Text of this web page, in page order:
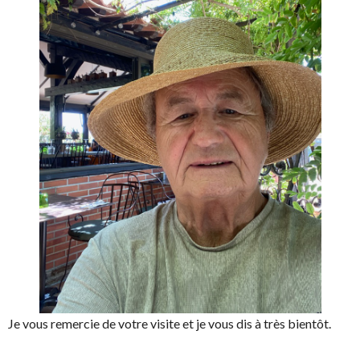
Je vous remercie de votre visite et je vous dis à très bientôt.